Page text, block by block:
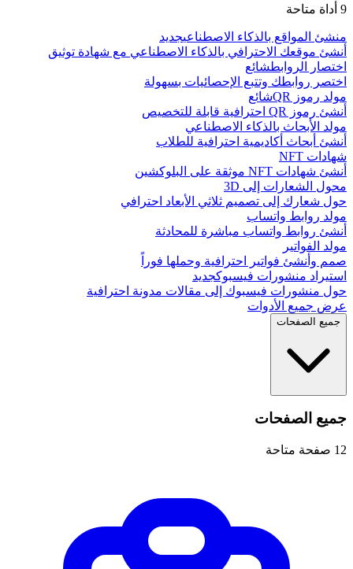
9 أداة متاحة
منشئ المواقع بالذكاء الاصطناعيجديد
أنشئ موقعك الاحترافي بالذكاء الاصطناعي مع شهادة توثيق
اختصار الروابطشائع
اختصر روابطك وتتبع الإحصائيات بسهولة
مولد رموز QR
شائع
أنشئ رموز QR احترافية قابلة للتخصيص
مولد الأبحاث بالذكاء الاصطناعي
أنشئ أبحاث أكاديمية احترافية للطلاب
شهادات NFT
أنشئ شهادات NFT موثقة على البلوكشين
محول الشعارات إلى 3D
حول شعارك إلى تصميم ثلاثي الأبعاد احترافي
مولد روابط واتساب
أنشئ روابط واتساب مباشرة للمحادثة
مولد الفواتير
صمم وأنشئ فواتير احترافية وحملها فوراً
استيراد منشورات فيسبوكجديد
حول منشورات فيسبوك إلى مقالات مدونة احترافية
عرض جميع الأدوات
جميع الصفحات
جميع الصفحات
12 صفحة متاحة